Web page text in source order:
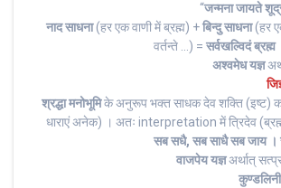
“जन्मना जायते
नाद साधना(हर एक वाणी में ब्रह्म) +बिन्दु साधना(हर
वर्तन्ते …) = सर्वखल्विदं ब्रह्म
अश्वमेध यज्ञ
श्रद्धा मनोभूमिके अनुरूप भक्त साधक देव शक्ति (इष्ट)
धाराएं अनेक) । अतः interpretation में त्रिदेव
सब सधै, सब साधै सब जाय ।
वाजपेय यज्ञअर्थात्